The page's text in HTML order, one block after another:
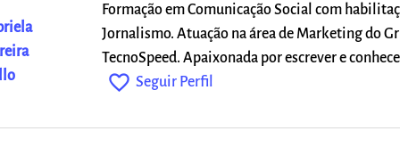
Formação em Comunicação Social com
Jornalismo. Atuação na área de Marketing do
TecnoSpeed. Apaixonada por escrever e
favorite_outline Seguir Perfil